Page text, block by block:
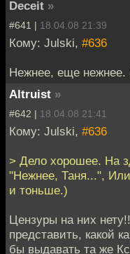
Deceit »
#641 | 18.04.08 21:39
Кому: Julski, #636
Нежнее, еще нежнее.
Altruist »
#642 | 18.04.08 21:41
Кому: Julski, #636
> Дело хорошее. На
"Нежнее, Таня...",
и тоньше.)
Цензуры на них
представить, какой
бы выдавать та же